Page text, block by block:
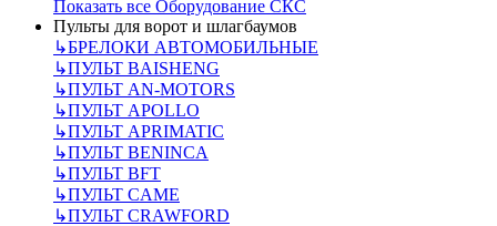
Показать все Оборудование СКС
Пульты для ворот и шлагбаумов
↳БРЕЛОКИ АВТОМОБИЛЬНЫЕ
↳ПУЛЬТ BAISHENG
↳ПУЛЬТ AN-MOTORS
↳ПУЛЬТ APOLLO
↳ПУЛЬТ APRIMATIC
↳ПУЛЬТ BENINCA
↳ПУЛЬТ BFT
↳ПУЛЬТ CAME
↳ПУЛЬТ CRAWFORD